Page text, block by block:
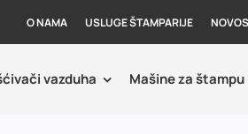
O NAMA USLUGE ŠTAMPARIJE
vazduha Mašine za štampu